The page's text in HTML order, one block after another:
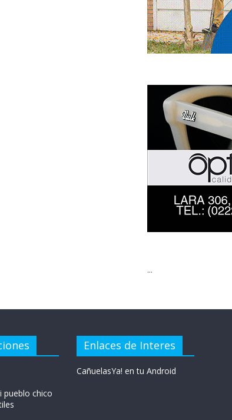
...
pueblo chico
Enlaces de Interes
CañuelasYa! en tu Android